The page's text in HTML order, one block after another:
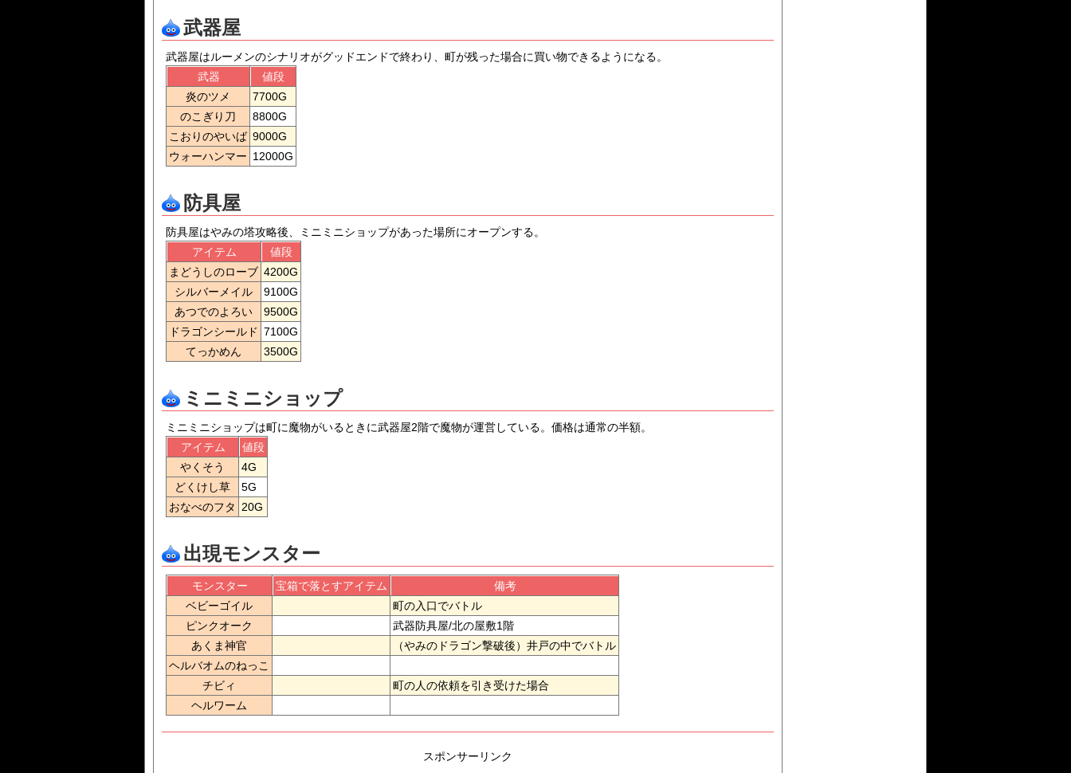
武器屋
武器屋はルーメンのシナリオがグッドエンドで終わり、町が残った場合に買い物できるようになる。
武器
値段
炎のツメ
7700G
のこぎり刀
8800G
こおりのやいば 9000G
ウォーハンマー 12000G
防具屋
防具屋はやみの塔攻略後、ミニミニショップがあった場所にオープンする。
アイテム
値段
まどうしのローブ 4200G
シルバーメイル
9100G
あつでのよろい
9500G
ドラゴンシールド 7100G
てっかめん
3500G
ミニミニショップ
ミニミニショップは町に魔物がいるときに武器屋2階で魔物が運営している。価格は通常の半額。
アイテム
値段
やくそう
4G
どくけし草
5G
おなべのフタ
20G
出現モンスター
モンスター 宝箱で落とすアイテム
備考
ベビーゴイル
町の入口でバトル
ピンクオーク
武器防具屋/北の屋敷1階
あくま神官
（やみのドラゴン撃破後）井戸の中でバトル
ヘルバオムのねっこ
チビィ
町の人の依頼を引き受けた場合
ヘルワーム
スポンサーリンク